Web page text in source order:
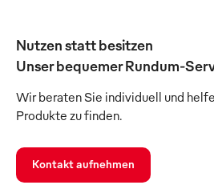
Nutzen statt besitzen
Unser bequemer Rundum-
Wir beraten Sie individuell und
Produkte zu finden.
Kontakt aufnehmen